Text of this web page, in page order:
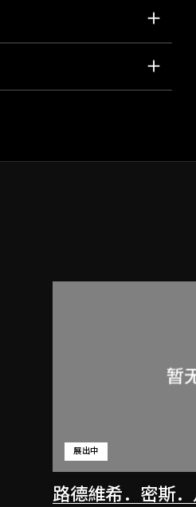
路德維希．密斯
展出中